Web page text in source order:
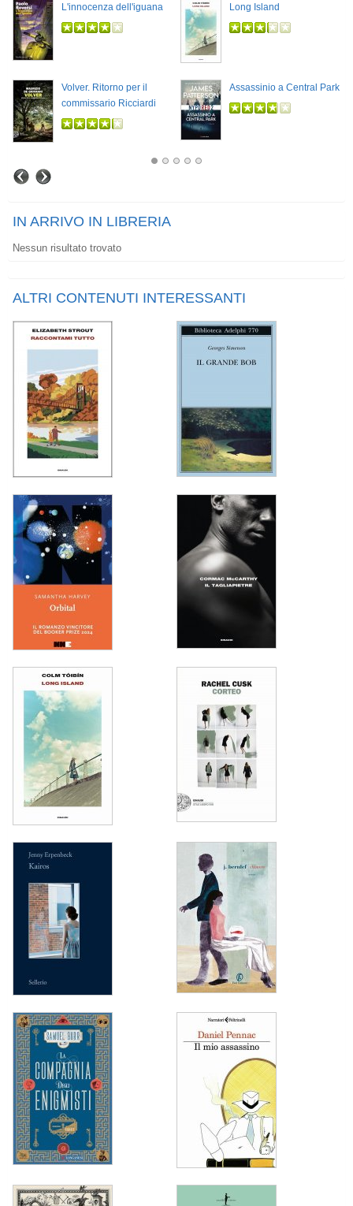
L'innocenza dell'iguana Long Island
Volver. Ritorno per il
commissario Ricciardi
Assassinio a Central Park
IN ARRIVO IN LIBRERIA
Nessun risultato trovato
ALTRI CONTENUTI INTERESSANTI